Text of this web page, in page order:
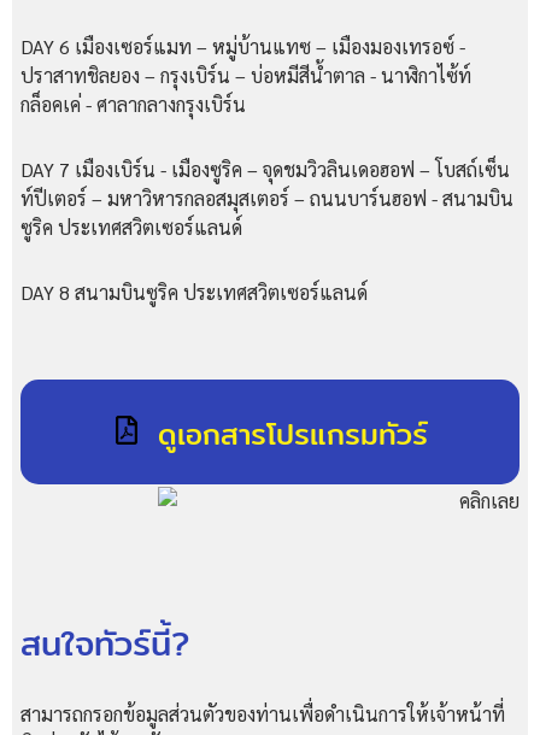
DAY 6 เมืองเซอร์แมท – หมู่บ้านแทซ – เมืองมองเทรอซ์ -
ปราสาทชิลยอง – กรุงเบิร์น – บ่อหมีสีน้ำตาล - นาฬิกาไซ้ท์
กล็อคเค่ - ศาลากลางกรุงเบิร์น
DAY 7 เมืองเบิร์น - เมืองซูริค – จุดชมวิวลินเดอฮอฟ – โบสถ์เซ็น
ท์ปีเตอร์ – มหาวิหารกลอสมุสเตอร์ – ถนนบาร์นฮอฟ - สนามบิน
ซูริค ประเทศสวิตเซอร์แลนด์
DAY 8 สนามบินซูริค ประเทศสวิตเซอร์แลนด์
ดูเอกสารโปรแกรมทัวร์
สนใจทัวร์นี้?
สามารถกรอกข้อมูลส่วนตัวของท่านเพื่อดำเนินการให้เจ้าหน้าที่